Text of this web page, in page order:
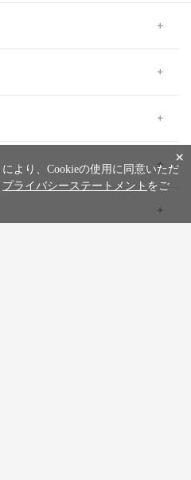
×
より、Cookieの使用に同意いただ
プライバシーステートメント をご